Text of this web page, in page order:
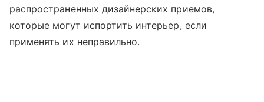
распространенных дизайнерских приемов,
которые могут испортить интерьер, если
применять их неправильно.